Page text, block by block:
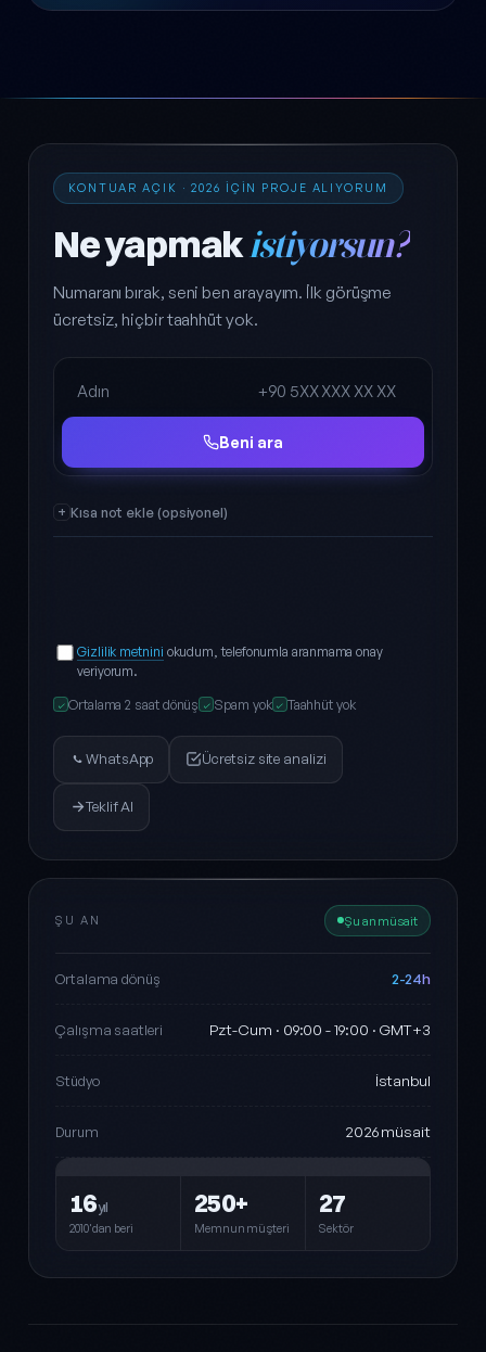
KONTUAR AÇIK · 2026 IÇIN PROJE ALIYORUM
Ne yapmakistiyorsun?
Numaranı bırak, seni ben arayayım. İlk görüşme
ücretsiz, hiçbir taahhüt yok.
Ad Soyad
Telefon
Beni ara
Kısa not ekle (opsiyonel)
Gizlilik metnini okudum, telefonumla aranmama onay
veriyorum.
✓ Ortalama 2 saat dönüş ✓ Spam yok ✓ Taahhüt yok
WhatsApp Ücretsiz site analizi
Teklif Al
ŞU AN Şu an müsait
Ortalama dönüş 2-24h
Çalışma saatleri Pzt-Cum · 09:00 - 19:00 · GMT+3
Stüdyo İstanbul
Durum 2026 müsait
16yıl
2010'dan beri
250+
Memnun müşteri
27
Sektör